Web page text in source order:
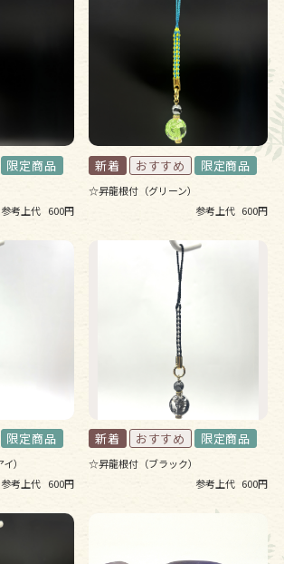
参考上代 600円
☆昇龍根付（グリーン）
参考上代 600円
）
参考上代 600円
☆昇龍根付（ブラック）
参考上代 600円